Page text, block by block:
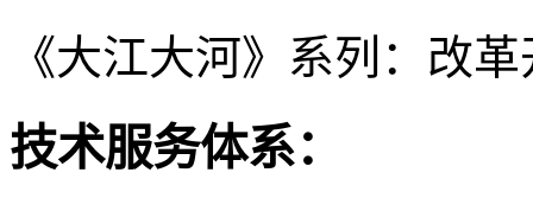
《大江大河》系列：改
技术服务体系：